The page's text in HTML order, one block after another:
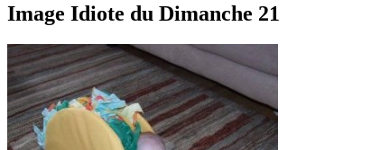
Image Idiote du Dimanche 21